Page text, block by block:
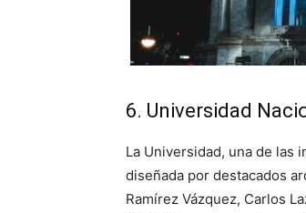
6. Universidad
La Universidad, una de las
diseñada por destacados
Ramírez Vázquez, Carlos